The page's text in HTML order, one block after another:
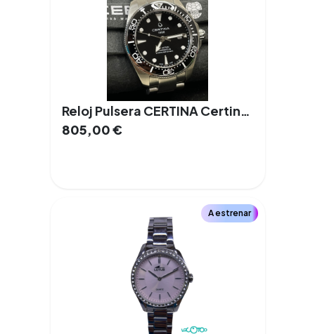
Reloj Pulsera CERTINA Certina DS Action C032.607.11.051.00
805,00€
A estrenar